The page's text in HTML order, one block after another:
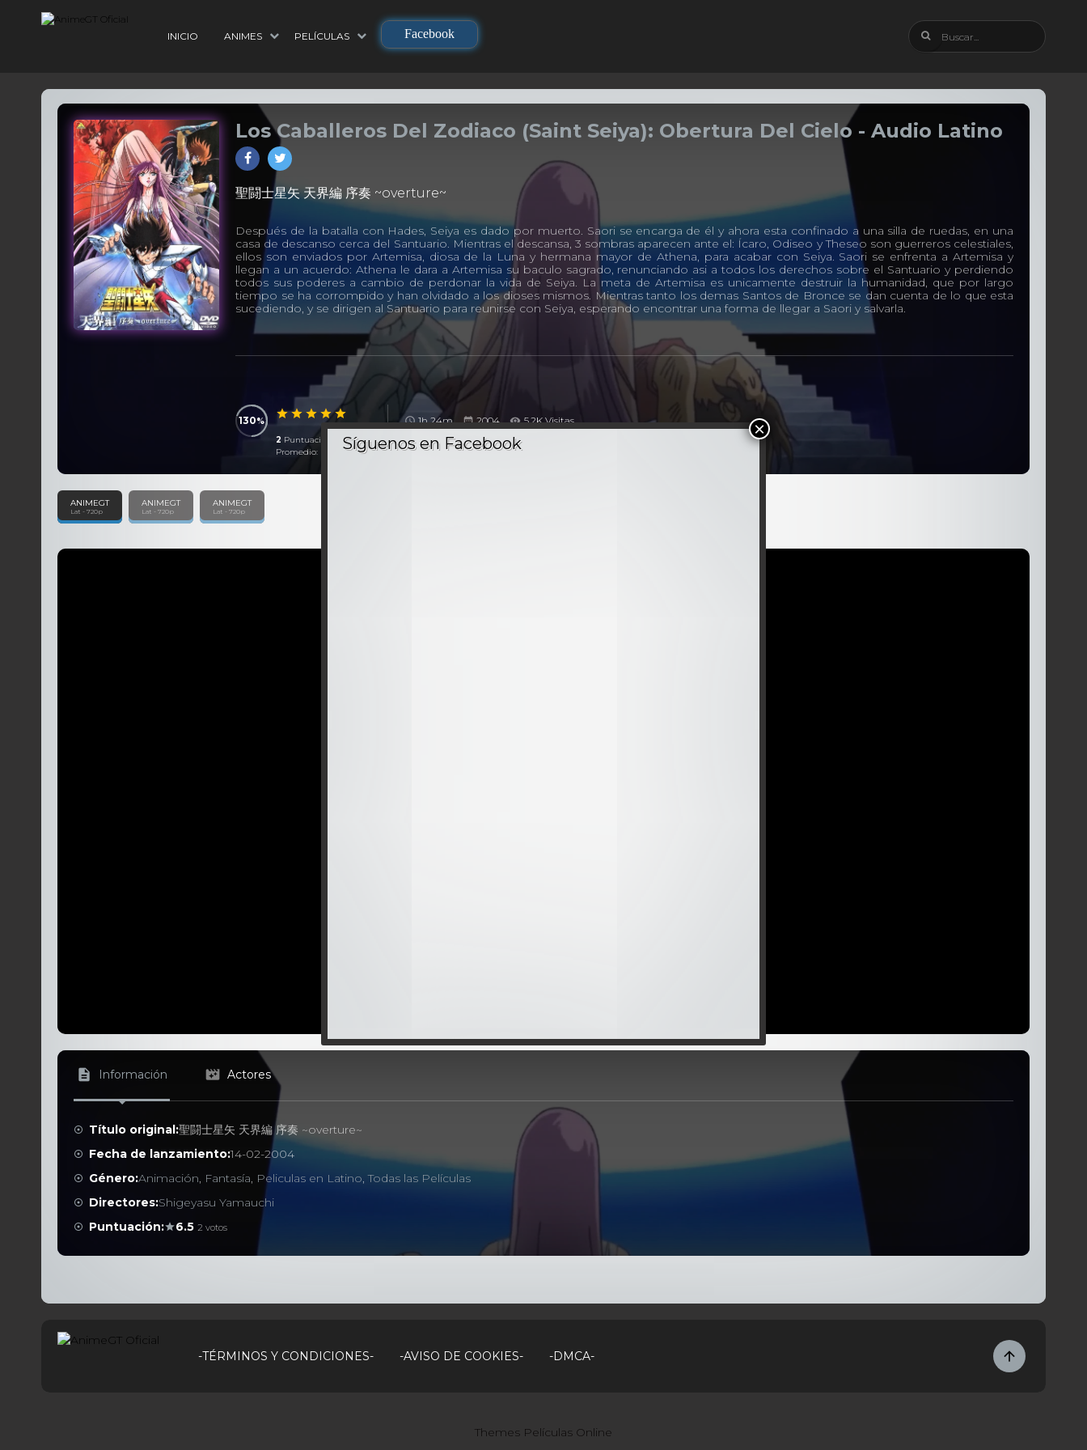
INICIO ANIMES PELÍCULAS Facebook
Los Caballeros Del Zodiaco (Saint Seiya): Obertura Del Cielo - Audio Latino
聖闘士星矢 天界編 序奏 ~overture~
Después de la batalla con Hades, Seiya es dado por muerto. Saori se encarga de él y ahora esta confinado a una silla de ruedas, en una
casa de descanso cerca del Santuario. Mientras el descansa, 3 sombras aparecen ante el: Ícaro, Odiseo y Theseo son guerreros celestiales,
ellos son enviados por Artemisa, diosa de la Luna y hermana mayor de Athena, para acabar con Seiya. Saori se enfrenta a Artemisa y
llegan a un acuerdo: Athena le dara a Artemisa su baculo sagrado, renunciando asi a todos los derechos sobre el Santuario y perdiendo
todos sus poderes a cambio de perdonar la vida de Seiya. La meta de Artemisa es unicamente destruir la humanidad, que por largo
tiempo se ha corrompido y han olvidado a los dioses mismos. Mientras tanto los demas Santos de Bronce se dan cuenta de lo que esta
sucediendo, y se dirigen al Santuario para reunirse con Seiya, esperando encontrar una forma de llegar a Saori y salvarla.
130
2 Puntuaciones
Promedio:
Sobre 5
1h 24m 2004 5.2K Visitas
ANIMEGT
Lat - 720p
ANIMEGT
Lat - 720p
ANIMEGT
Lat - 720p
Información Actores
Título original:聖闘士星矢 天界編 序奏 ~overture~
Fecha de lanzamiento:14-02-2004
Género:Animación, Fantasía, Peliculas en Latino,Todas las Películas
Directores:Shigeyasu Yamauchi
Puntuación:
6.5 2 votos
-TÉRMINOS Y CONDICIONES- -AVISO DE COOKIES- -DMCA-
Themes Películas Online